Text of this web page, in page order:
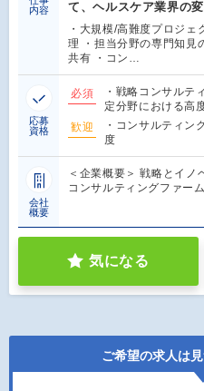
内容
て、ヘルスケア業界の
・大規模/高難度プロジ
理 ・担当分野の専門知見
共有 ・コン…
応募
資格
必須
・戦略コンサルテ
定分野における高
歓迎
・コンサルティン
度
会社
概要
＜企業概要＞ 戦略とイノ
コンサルティングファー
気になる
ご希望の求人は